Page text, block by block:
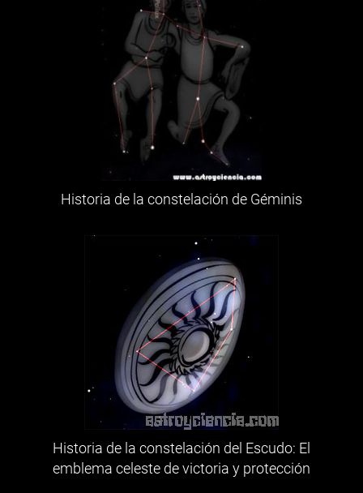
Historia de la constelación de Géminis
Historia de la constelación del Escudo: El
emblema celeste de victoria y protección